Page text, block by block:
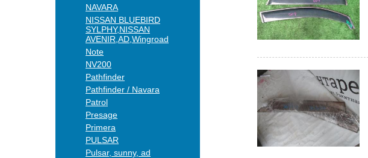
NAVARA
NISSAN BLUEBIRD
SYLPHY,NISSAN
AVENIR,AD,Wingroad
Note
NV200
Pathfinder
Pathfinder / Navara
Patrol
Presage
Primera
PULSAR
Pulsar, sunny, ad